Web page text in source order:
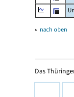
▴ nach oben
Das